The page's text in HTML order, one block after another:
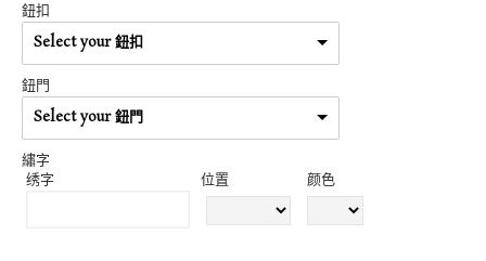
鈕扣
Select your 鈕扣
鈕門
Select your 鈕門
繡字
绣字
位置 颜色